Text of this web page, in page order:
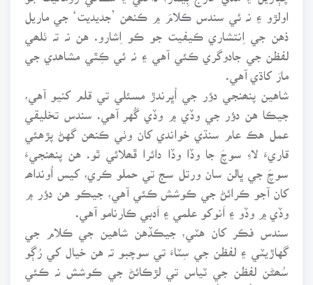
اولڙو ۽ نہ ئي سندس ڪلامَ ۾ ڪنھن ’جديديت‘ جي ماريل
ذهن جي اِنتشاري ڪيفيت جو ڪو اِشارو. هن نہ تہ ٺلھي
لفظن جي جادوگري ڪئي آهي ۽ نہ ئي ڪِٿي مشاهدي جي
مارَ کاڌي آهي.
شاهين پنھنجي دؤر جي اُڀرندڙ مسئلي تي قلم کنيو آهي،
جيڪا هن دؤر جي وڏي ۾ وڏي گُهر آهي. سندس تخليقي
عمل هڪ عام سنڌي خواندي کان وٺي ڪنھن گهڻ پڙهئي
قاريءَ لاءِ سوچَ جا وڏا وڏا دائرا ڦھلائي ٿو. هن پنھنجيءَ
سوچَ جي ڀالن سان ورتل سج تي حملو ڪري، کيس اُونداھہ
کان آجو ڪرائڻ جي ڪوشش ڪئي آهي، جيڪو هن دؤر ۾
وڏي ۾ وڏو ۽ اَنوکو علمي ۽ اَدبي ڪارنامو آهي.
سندس فڪر کان هٽي، جيڪڏهن شاهين جي ڪلام جي
گهاڙيٽي ۽ لفظن جي سِٽاءَ تي سوچبو تہ هن خيال کي رُڳو
سُھڻن لفظن جي ٽياس تي لڙڪائڻ جي ڪوشش نہ ڪئي